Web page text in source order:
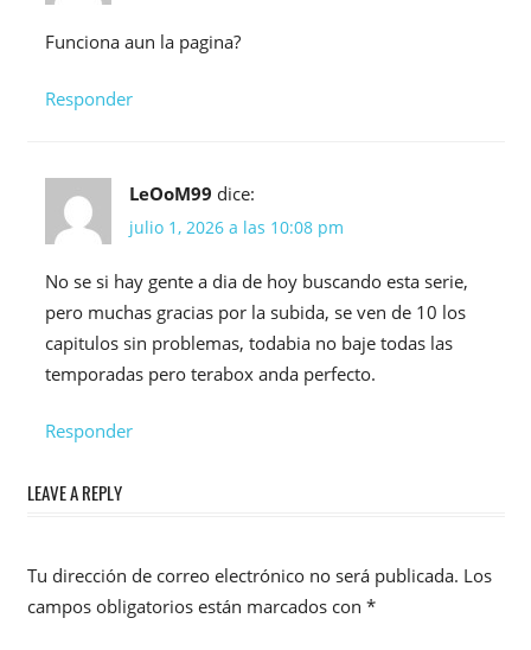
Funciona aun la pagina?
Responder
LeOoM99 dice:
julio 1, 2026 a las 10:08 pm
No se si hay gente a dia de hoy buscando esta serie,
pero muchas gracias por la subida, se ven de 10 los
capitulos sin problemas, todabia no baje todas las
temporadas pero terabox anda perfecto.
Responder
LEAVE A REPLY
Tu dirección de correo electrónico no será publicada. Los
campos obligatorios están marcados con *